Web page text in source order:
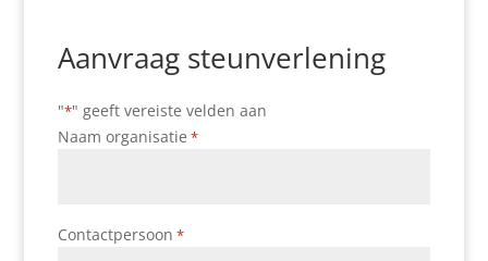
Aanvraag steunverlening
"*" geeft vereiste velden aan
Naam organisatie *
Contactpersoon *